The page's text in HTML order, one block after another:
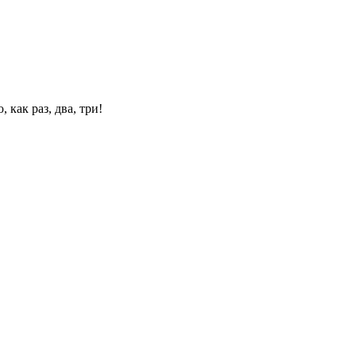
как раз, два, три!